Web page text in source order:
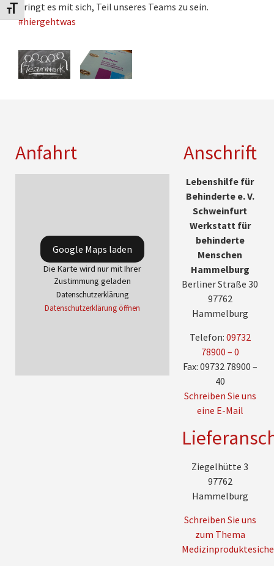
Schrift vergrößern
bringt es mit sich, Teil unseres Teams zu sein.
#hiergehtwas
Anfahrt
Google Maps laden
Die Karte wird nur mit Ihrer
Zustimmung geladen
Datenschutzerklärung
Datenschutzerklärung öffnen
Anschrift
Lebenshilfe für
Behinderte e. V.
Schweinfurt
Werkstatt für
behinderte
Menschen
Hammelburg
Berliner Straße 30
97762
Hammelburg
Telefon: 09732
78900 – 0
Fax: 09732 78900 –
40
Schreiben Sie uns
eine E-Mail
Ziegelhütte 3
97762
Hammelburg
Schreiben Sie uns
zum Thema